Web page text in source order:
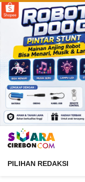
PILIHAN REDAKSI